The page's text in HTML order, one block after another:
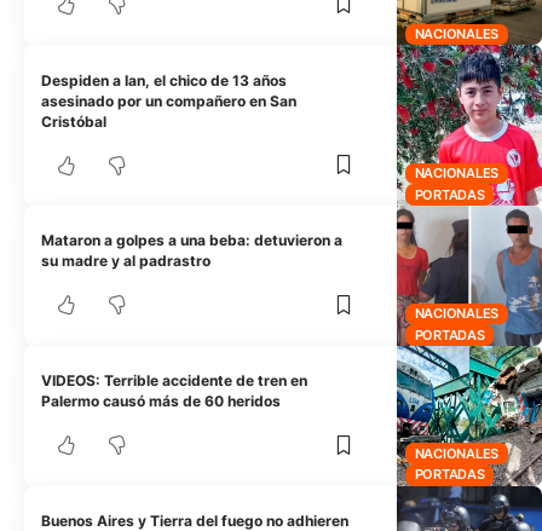
NACIONALES
NACIONALES
PORTADAS
Despiden a Ian, el chico de 13 años
asesinado por un compañero en San
Cristóbal
NACIONALES
PORTADAS
Mataron a golpes a una beba: detuvieron a
su madre y al padrastro
NACIONALES
PORTADAS
VIDEOS: Terrible accidente de tren en
Palermo causó más de 60 heridos
Buenos Aires y Tierra del fuego no adhieren